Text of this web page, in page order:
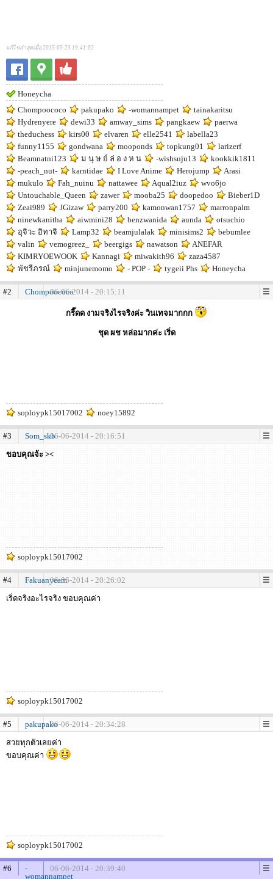
แก้ไขล่าสุดเมื่อ 2015-03-23 19:41:02
Honeycha
Chompoococo
pakupako -womannampet
tainakaritsu
Hydrenyere
dewi33 amway_sims pangkaew
paerwa
theduchess
kirs00 elvaren elle2541
labella23
funny1155
gondwana mooponds topkung01
larizerf
Beamnatni123
ม นุ ษ ย์ ล่ อ ง ห น -wishsuju13
kookkik1811
-peach_nut-
karntidae I Love Anime Herojump
Arasi
mukulo
Fah_nuinu nattawee Aqual2iuz
wvo6jo
Untouchable_Queen
zawer mooba25 doopedoo
Bieber1D
Zeai989
JGizaw parry200 kamonwan1757
marronpalm
ninewkanitha
aiwmini28 benzwanida aunda
otsuchio
อุจิวะ อิทาจิ
Lamp32 beamjulalak minisims2
bebumlee
valin
vemogreez_ beergigs nawatson
ANEFAR
KIMRYOEWOOK
Kannagi miwakith96
zaza4587
พัชรีภรณ์
minjunemomo - POP - tygeii Phs Honeycha
#2 Chompoococo06-06-2014 - 20:15:11
กรี๊ดด งามจริงไรจริงค่ะ วินเทจมากกก
ชุด ผช หล่อมากค่ะ เริ่ด
soploypk15017002 noey15892
#3 Som_skb06-06-2014 - 20:16:51
ขอบคุณจ้ะ ><
soploypk15017002
#4 Fakuanyeam06-06-2014 - 20:26:02
เริ่ดจริงอะไรจริง ขอบคุณค่า
soploypk15017002
#5 pakupako06-06-2014 - 20:34:28
สวยทุกตัวเลยค่า
ขอบคุณค่า
soploypk15017002
#6
-
womannampet
06-06-2014 - 20:39:40